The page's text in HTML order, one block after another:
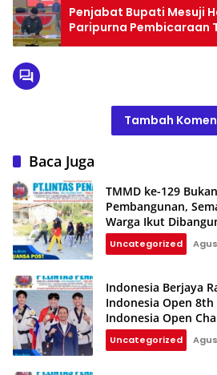
Penjabat Bupati Mesuji
Paripurna Pembicaraan
rangka Penandatangan
Perubahan PPAS
Tambah
Baca Juga
TMMD ke-129
Pembangunan,
Warga Ikut
Uncategorized
Indonesia Berjaya
Indonesia Open
Indonesia Open
Uncategorized